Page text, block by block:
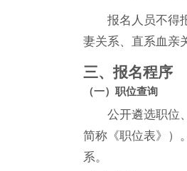
报名人员不得
妻关系、直系血亲
三、报名程序
（一）职位查询
公开遴选职位
简称《职位表》）
系。